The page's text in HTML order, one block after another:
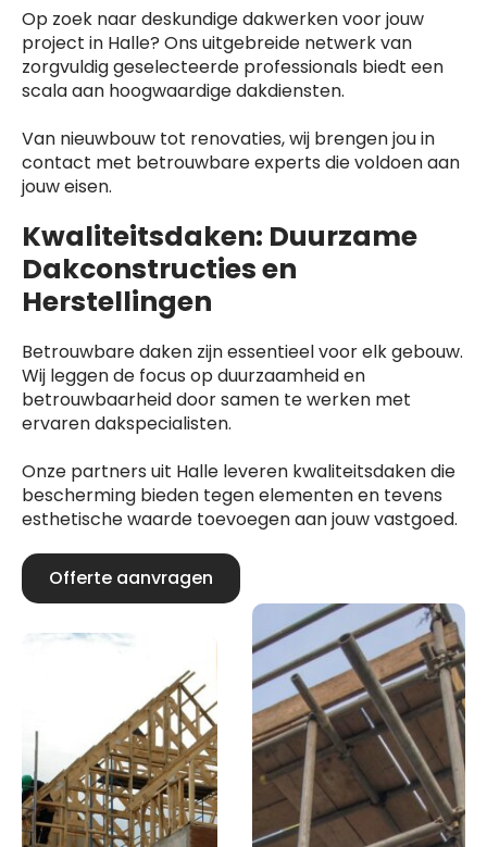
Op zoek naar deskundige dakwerken voor jouw
project in Halle? Ons uitgebreide netwerk van
zorgvuldig geselecteerde professionals biedt een
scala aan hoogwaardige dakdiensten.
Van nieuwbouw tot renovaties, wij brengen jou in
contact met betrouwbare experts die voldoen aan
jouw eisen.
Kwaliteitsdaken: Duurzame
Dakconstructies en
Herstellingen
Betrouwbare daken zijn essentieel voor elk gebouw.
Wij leggen de focus op duurzaamheid en
betrouwbaarheid door samen te werken met
ervaren dakspecialisten.
Onze partners uit Halle leveren kwaliteitsdaken die
bescherming bieden tegen elementen en tevens
esthetische waarde toevoegen aan jouw vastgoed.
Offerte aanvragen